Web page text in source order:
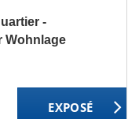
-
Wohnlage